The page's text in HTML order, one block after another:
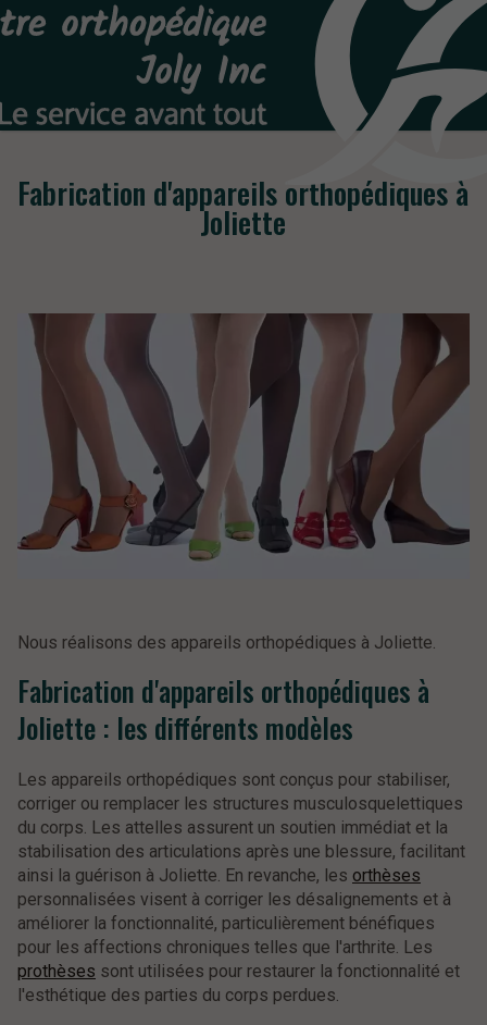
Fabrication d'appareils orthopédiques à
Joliette
Nous réalisons des appareils orthopédiques à Joliette.
Fabrication d'appareils orthopédiques à
Joliette : les différents modèles
Les appareils orthopédiques sont conçus pour stabiliser,
corriger ou remplacer les structures musculosquelettiques
du corps. Les attelles assurent un soutien immédiat et la
stabilisation des articulations après une blessure, facilitant
ainsi la guérison à Joliette. En revanche, les orthèses
personnalisées visent à corriger les désalignements et à
améliorer la fonctionnalité, particulièrement bénéfiques
pour les affections chroniques telles que l'arthrite. Les
prothèses sont utilisées pour restaurer la fonctionnalité et
l'esthétique des parties du corps perdues.